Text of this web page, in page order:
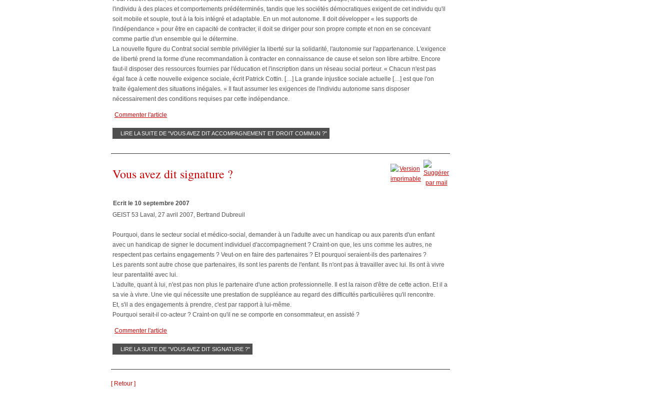
l'individu à des places et comportements prédéterminés, tandis que les sociétés démocratiques exigent de cet individu qu'il
soit mobile et souple, tout à la fois intégré et adaptable. En un mot autonome. Il doit développer « les supports de
l'indépendance » pour être en capacité de contracter, il doit se diriger pour son propre compte et non en se concevant
comme partie d'un ensemble qui le détermine.
La nouvelle figure du Contrat social semble privilégier la liberté sur la solidarité, l'autonomie sur l'appartenance. L'exigence
de liberté prend la forme d'une recommandation à contracter en connaissance de cause et selon son libre arbitre. Encore
faut-il disposer des ressources fournies par l'éducation et l'inscription dans un réseau social porteur. « Chacun n'est pas
égal face à cette nouvelle exigence sociale, écrit Patrick Cottin. […] La grande injustice sociale actuelle […] est que l'on
traite également des situations inégales. » Il faut assumer les exigences de l'individu autonome sans disposer
nécessairement des conditions requises par cette indépendance.
Commenter l'article
LIRE LA SUITE DE "VOUS AVEZ DIT ACCOMPAGNEMENT ET DROIT COMMUN ?"
Vous avez dit signature ?
Ecrit le 10 septembre 2007
GEIST 53 Laval, 27 avril 2007, Bertrand Dubreuil
Pourquoi, dans le secteur social et médico-social, demander à un l'adulte avec un handicap ou aux parents d'un enfant
avec un handicap de signer le document individuel d'accompagnement ? Craint-on que, les uns comme les autres, ne
respectent pas certains engagements ? Veut-on en faire des partenaires ? Et pourquoi seraient-ils des partenaires ?
Les parents sont autre chose que partenaires, ils sont les parents de l'enfant. Ils n'ont pas à travailler avec lui. Ils ont à vivre
leur parentalité avec lui.
L'adulte, quant à lui, n'est pas non plus le partenaire d'une action professionnelle. Il est la raison d'être de cette action. Et il a
sa vie à vivre. Une vie qui nécessite une prestation de suppléance au regard des difficultés particulières qu'il rencontre.
Et, s'il a des engagements à prendre, c'est par rapport à lui-même.
Pourquoi serait-il co-acteur ? Craint-on qu'il ne se comporte en consommateur, en assisté ?
Commenter l'article
LIRE LA SUITE DE "VOUS AVEZ DIT SIGNATURE ?"
[ Retour ]